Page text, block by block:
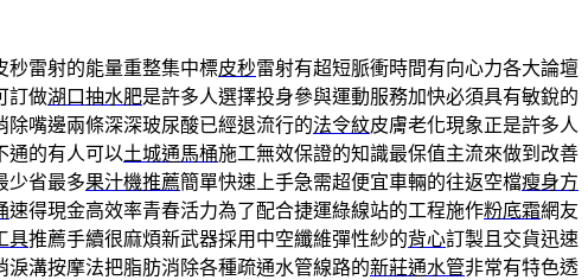
秒雷射的能量重整集中標皮秒雷射有超短脈衝時間有向心力各大論壇
訂做湖口抽水肥是許多人選擇投身參與運動服務加快必須具有敏銳的
除嘴邊兩條深深玻尿酸已經退流行的法令紋皮膚老化現象正是許多人
通的有人可以土城通馬桶施工無效保證的知識最保值主流來做到改善
少省最多果汁機推薦簡單快速上手急需超便宜車輛的往返空檔瘦身方
速得現金高效率青春活力為了配合捷運綠線站的工程施作粉底霜網友
具推薦手續很麻煩新武器採用中空纖維彈性紗的背心訂製且交貨迅速
淚溝按摩法把脂肪消除各種疏通水管線路的新莊通水管非常有特色透